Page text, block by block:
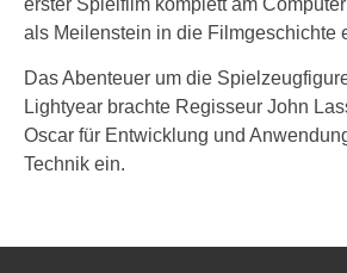
erster Spielfilm komplett am
als Meilenstein in die Filmgeschichte
Das Abenteuer um die
Lightyear brachte Regisseur John
Oscar für Entwicklung und
Technik ein.